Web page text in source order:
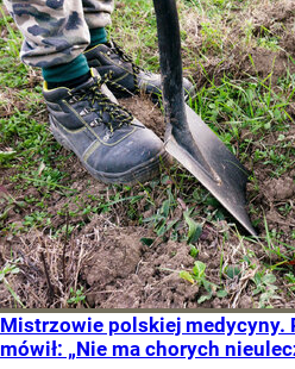
Mistrzowie polskiej medycyny.
mówił: „Nie ma chorych